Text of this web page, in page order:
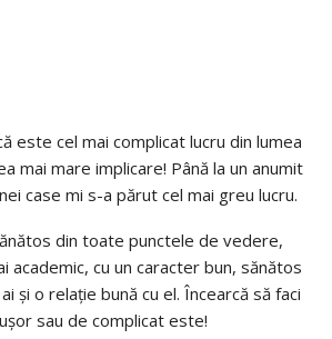
este cel mai complicat lucru din lumea
mai mare implicare! Până la un anumit
case mi s-a părut cel mai greu lucru.
din toate punctele de vedere,
academic, cu un caracter bun, sănătos
și o relație bună cu el. Încearcă să faci
sau de complicat este!